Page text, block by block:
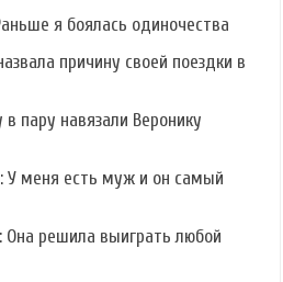
я боялась одиночества
причину своей поездки в
пару навязали Веронику
У меня есть муж и он самый
решила выиграть любой